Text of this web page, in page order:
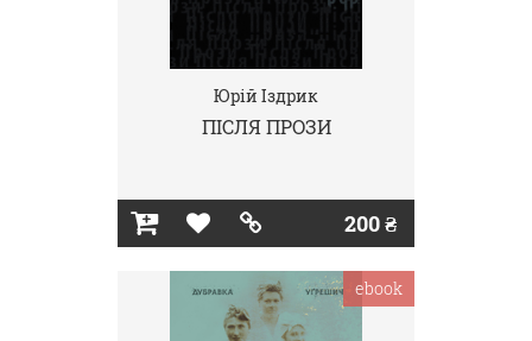
Юрій Іздрик
ПІСЛЯ ПРОЗИ
200 ₴
ebook